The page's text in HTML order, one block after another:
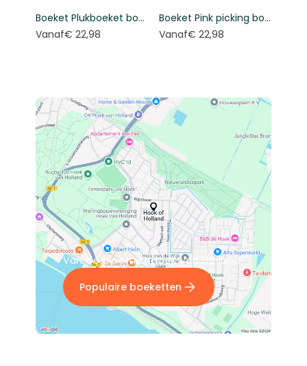
Boeket Plukboeket bont - Keuze bloemist
Vanaf€ 22,98
Boeket Pink picking bouquet - Florist's choice
Vanaf€ 22,98
Van dé bloemist Hoek van Holland
Populaire boeketten